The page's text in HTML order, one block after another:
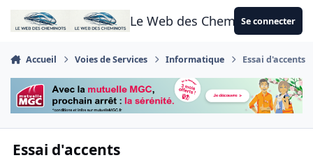
Aller au contenu
Le Web des CheminotsSe connecter
Accueil Voies de Services Informatique Essai d'accents
Essai d'accents